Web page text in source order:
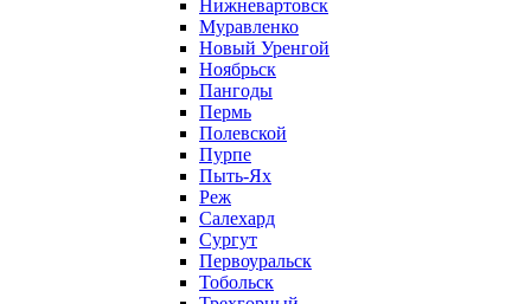
Нижневартовск
Муравленко
Новый Уренгой
Ноябрьск
Пангоды
Пермь
Полевской
Пурпе
Пыть-Ях
Реж
Салехард
Сургут
Первоуральск
Тобольск